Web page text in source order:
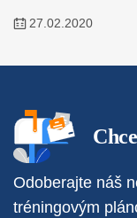
27.02.2020
Odoberajte náš
tréningovým